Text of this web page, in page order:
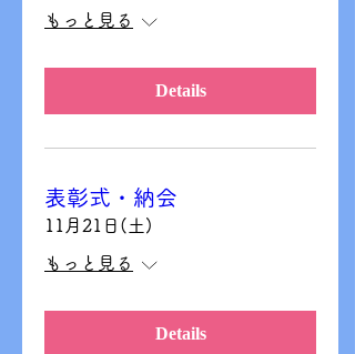
もっと見る
Details
表彰式・納会
11月21日(土)
もっと見る
Details